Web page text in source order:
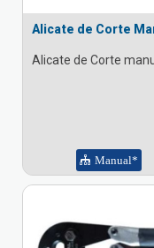
Alicate de Corte
Alicate de Corte
Manual*